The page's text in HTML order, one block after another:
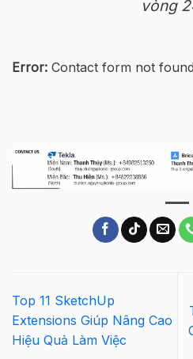
vòng
Error: Contact form not
Top 11 SketchUp
Extensions Giúp Nâng Cao
Hiệu Quả Làm Việc